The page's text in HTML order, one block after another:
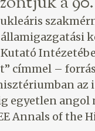
címmel –
az
egyetlen
Annals of the